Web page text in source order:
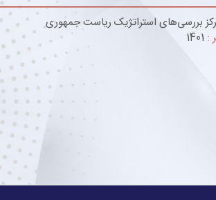
بررسی‌های استراتژیک ریاست جمهوری
:
1401